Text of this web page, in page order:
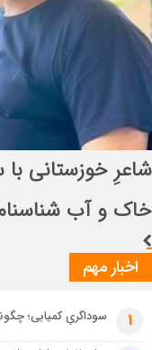
3 هفته قبل
اربعین؛ احیای عدالت و
سوداگریِ کمیابی؛ چگونه
سرمایه‌گذاری، نقدینگی،
خودرو
3 هفته قبل
تسهیل تردد زائران؛
انتصاب راهبردی
اباصالح المهدی
اخبار مهم
1 سوداگریِ کمیابی؛